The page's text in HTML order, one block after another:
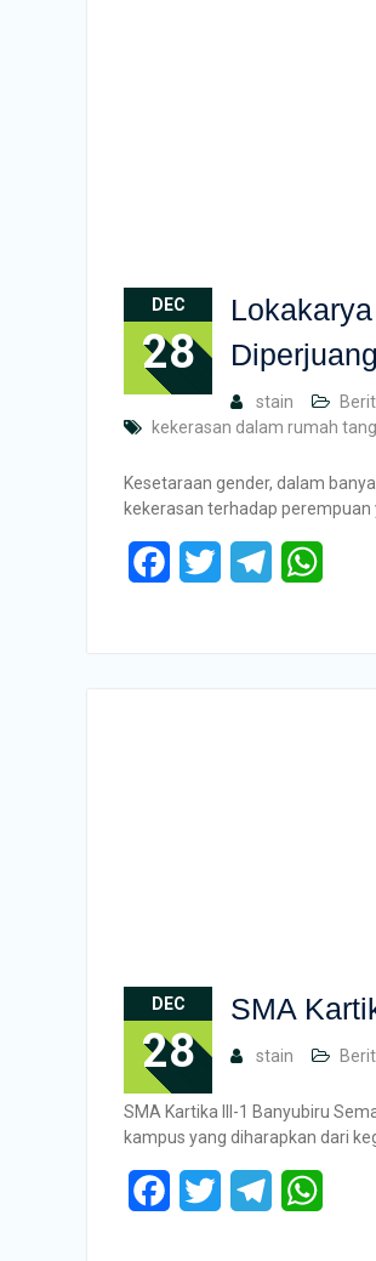
DEC
28
stain
kekerasan dalam rumah
Kesetaraan gender, dalam
kekerasan terhadap
Facebook
Twitter Telegram
DEC
28
SMA
stain
SMA Kartika III-1 Banyubiru
kampus yang diharapkan dari
Facebook
Twitter Telegram